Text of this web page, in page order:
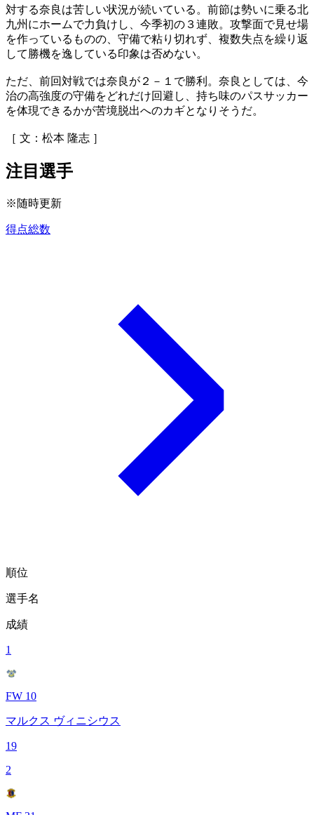
対する奈良は苦しい状況が続いている。前節は勢いに乗る北
九州にホームで力負けし、今季初の３連敗。攻撃面で見せ場
を作っているものの、守備で粘り切れず、複数失点を繰り返
して勝機を逸している印象は否めない。
ただ、前回対戦では奈良が２－１で勝利。奈良としては、今
治の高強度の守備をどれだけ回避し、持ち味のパスサッカー
を体現できるかが苦境脱出へのカギとなりそうだ。
［ 文：松本 隆志 ］
注目選手
※随時更新
得点総数
順位
選手名
成績
1
FW 10
マルクス ヴィニシウス
19
2